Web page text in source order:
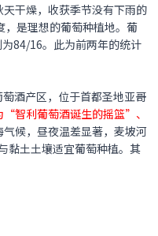
干燥，收获季节没有下雨的
，是理想的葡萄种植地。葡
84/16。此为前两年的统计
酒产区，位于首都圣地亚哥
“智利葡萄酒诞生的摇篮”、
候，昼夜温差显著，麦坡河
黏土土壤适宜葡萄种植。其